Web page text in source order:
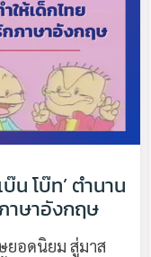
น โบ๊ท’ ตำนาน
าษาอังกฤษ
ยอดนิยม สู่มาส